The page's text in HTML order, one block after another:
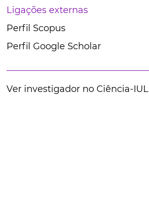
Ligações externas
Perfil Scopus
Perfil Google Scholar
Ver investigador no Ciência-IUL